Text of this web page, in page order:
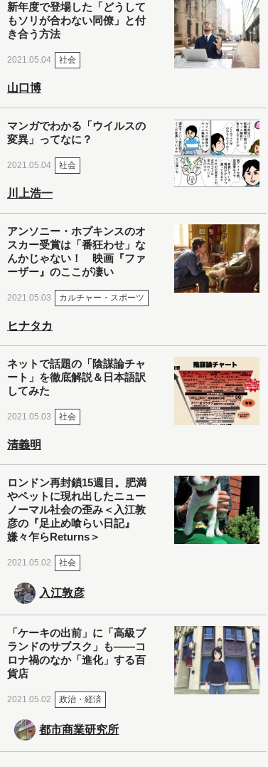
新年度で登場した「どうして
もソリが合わない同僚」と付
き合う方法
2021.05.04 社会
山口博
マンガでわかる「ウイルスの
変異」ってなに？
2021.05.04 社会
川上浩一
アンソニー・ホプキンスのオ
スカー受賞は「番狂わせ」な
んかじゃない！ 映画『ファ
ーザー』のここが凄い
2021.05.03 カルチャー・スポーツ
ヒナタカ
ネットで話題の「陰謀論チャ
ート」を徹底解説＆日本語訳
してみた
2021.05.03 社会
清義明
ロンドン再封鎖15週目。肥満
やペットに現れ出したニュー
ノーマル社会の歪み＜入江敦
彦の『足止め喰らい日記』
嫌々乍らReturns＞
2021.05.02 社会
入江敦彦
「ケーキの出前」に「高級ブ
ランドのサブスク」も――コ
ロナ禍のなか「進化」する百
貨店
2021.05.02 政治・経済
都市商業研究所